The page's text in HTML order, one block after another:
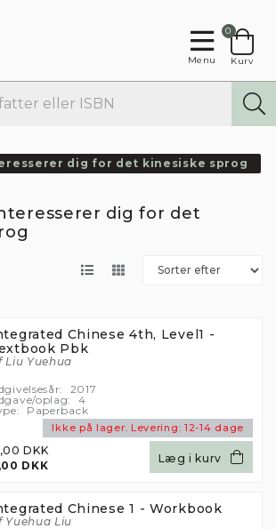
Menu
0
Kurv
dig for det kinesiske sprog
dig for det
Ikke på lager. Levering: 12-14 dage
Chinese 4th, Level1 -
Pbk
Liu Yuehua
2017
oplag:
4
Paperback
DKK
DKK
Læg i kurv
Chinese 1 - Workbook
Yuehua Liu